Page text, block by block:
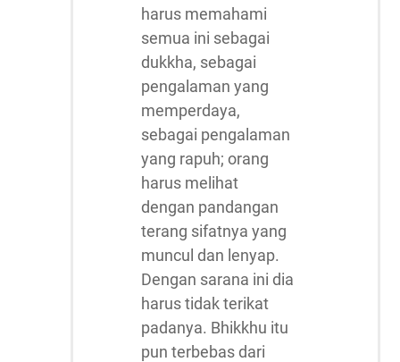
harus memahami
semua ini sebagai
dukkha, sebagai
pengalaman yang
memperdaya,
sebagai pengalaman
yang rapuh; orang
harus melihat
dengan pandangan
terang sifatnya yang
muncul dan lenyap.
Dengan sarana ini dia
harus tidak terikat
padanya. Bhikkhu itu
pun terbebas dari